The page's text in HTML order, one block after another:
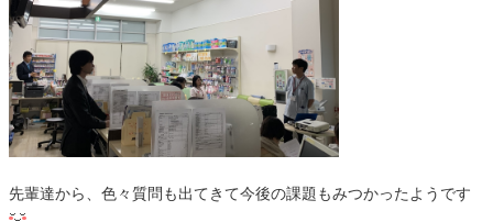
先輩達から、色々質問も出てきて今後の課題もみつかったようです